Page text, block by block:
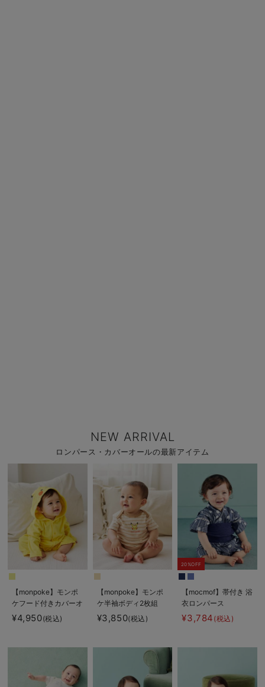
NEW ARRIVAL
ロンパース・カバーオールの最新アイテム
【monpoke】モンポ
ケフード付きカバーオ
ール
¥4,950(税込)
【monpoke】モンポ
ケ半袖ボディ2枚組
¥3,850(税込)
20%OFF
【mocmof】帯付き 浴
衣ロンパース
¥3,784 (税込)